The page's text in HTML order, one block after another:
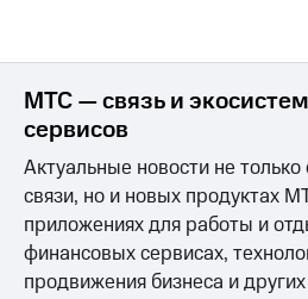
МТС — связь и
сервисов
Актуальные новости не
связи, но и новых продуктах
приложениях для работы и
финансовых сервисах,
продвижения бизнеса и